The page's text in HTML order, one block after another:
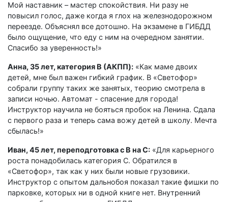
Мой наставник – мастер спокойствия. Ни разу не
повысил голос, даже когда я глох на железнодорожном
переезде. Объяснял все дотошно. На экзамене в ГИБДД
было ощущение, что еду с ним на очередном занятии.
Спасибо за уверенность!»
Анна, 35 лет, категория B (АКПП): «Как маме двоих
детей, мне был важен гибкий график. В «Светофор»
собрали группу таких же занятых, теорию смотрела в
записи ночью. Автомат - спасение для города!
Инструктор научила не бояться пробок на Ленина. Сдала
с первого раза и теперь сама вожу детей в школу. Мечта
сбылась!»
Иван, 45 лет, переподготовка с B на C: «Для карьерного
роста понадобилась категория C. Обратился в
«Светофор», так как у них были новые грузовики.
Инструктор с опытом дальнобоя показал такие фишки по
парковке, которых ни в одной книге нет. Внутренний